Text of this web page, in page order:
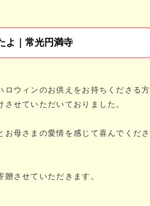
よ｜常光円満寺
ウィンのお供えをお持ちくださる方
せていただいておりました。
母さまの愛情を感じて喜んでくださ
させていただきます。